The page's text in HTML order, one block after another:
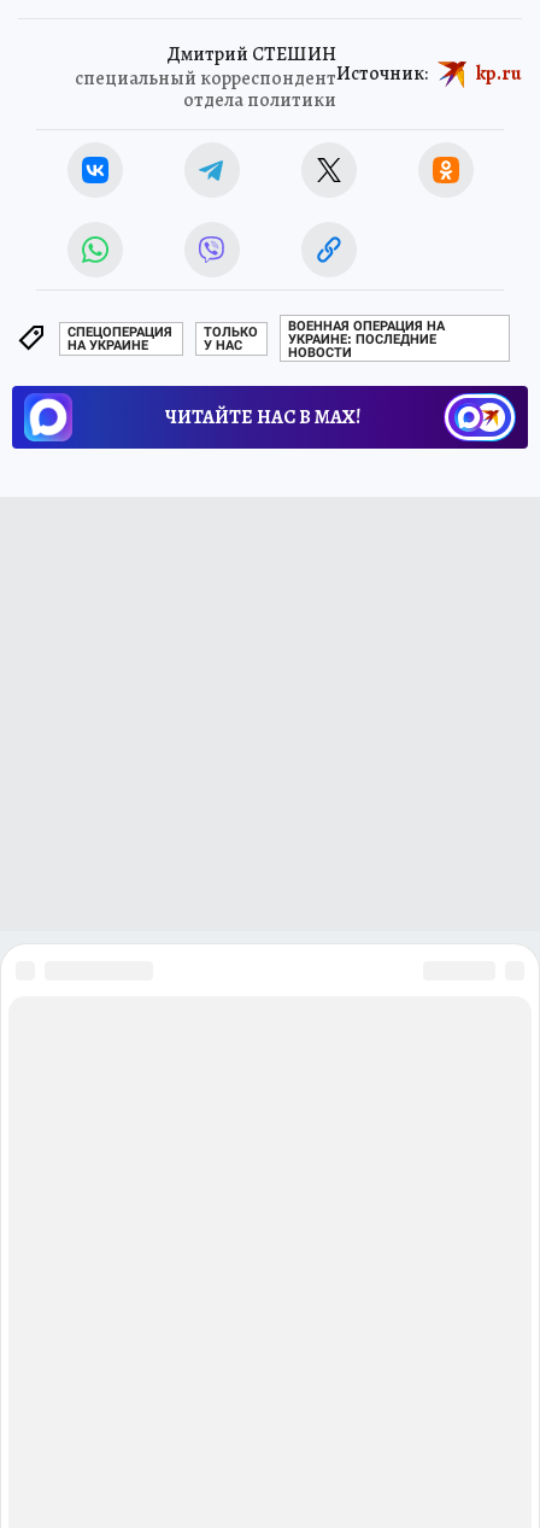
Дмитрий СТЕШИН
специальный корреспондент
отдела политики
Источник: kp.ru
СПЕЦОПЕРАЦИЯ
НА УКРАИНЕ
ТОЛЬКО
У НАС
ВОЕННАЯ ОПЕРАЦИЯ НА
УКРАИНЕ: ПОСЛЕДНИЕ
НОВОСТИ
ЧИТАЙТЕ НАС В МАХ!